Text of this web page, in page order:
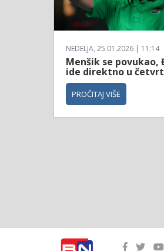
NEDELJA, 25.01.2026 | 11:14
Menšik se povukao,
ide direktno u
PROČITAJ VIŠE